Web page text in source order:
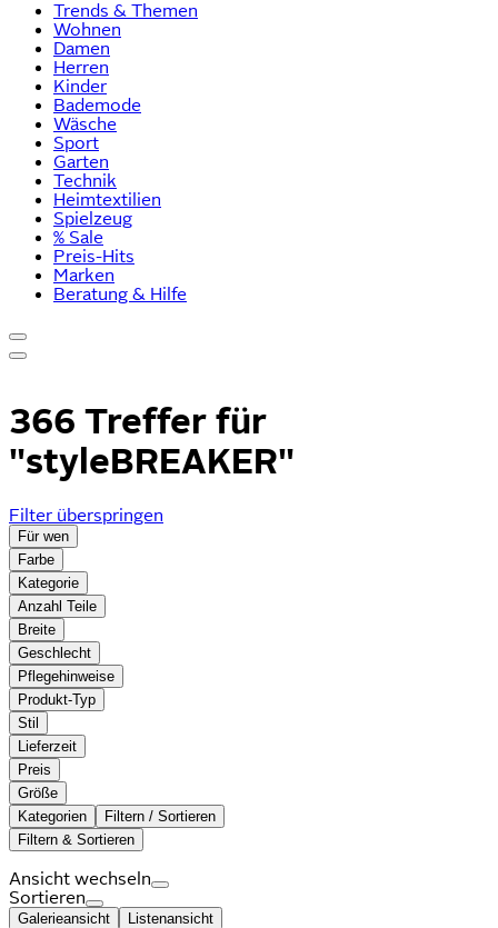
Trends & Themen
Wohnen
Damen
Herren
Kinder
Bademode
Wäsche
Sport
Garten
Technik
Heimtextilien
Spielzeug
% Sale
Preis-Hits
Marken
Beratung & Hilfe
366 Treffer für
"styleBREAKER"
Filter überspringen
Für wen
Farbe
Kategorie
Anzahl Teile
Breite
Geschlecht
Pflegehinweise
Produkt-Typ
Stil
Lieferzeit
Preis
Größe
Kategorien
Filtern / Sortieren
Filtern & Sortieren
Ansicht wechseln
Sortieren
Galerieansicht Listenansicht